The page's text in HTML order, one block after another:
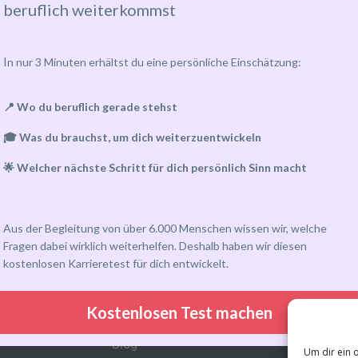
Um dir ein
Eventkalender
Community-Gruppen
Kundenkonto
Blog
Team
Kontakt
beruflich weiterkommst
In nur 3 Minuten erhältst du eine persönliche Einschätzung:
📍 Wo du beruflich gerade stehst
🎓 Was du brauchst, um dich weiterzuentwickeln
🌟 Welcher nächste Schritt für dich persönlich Sinn macht
Aus der Begleitung von über 6.000 Menschen wissen wir, welche
Fragen dabei wirklich weiterhelfen. Deshalb haben wir diesen
kostenlosen Karrieretest für dich entwickelt.
Kostenlosen Test machen